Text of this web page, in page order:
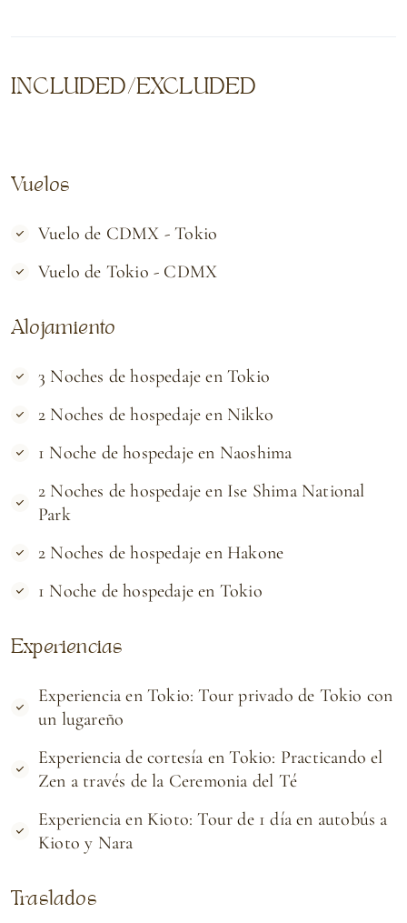
INCLUDED/EXCLUDED
Vuelos
Vuelo de CDMX - Tokio
Vuelo de Tokio - CDMX
Alojamiento
3 Noches de hospedaje en Tokio
2 Noches de hospedaje en Nikko
1 Noche de hospedaje en Naoshima
2 Noches de hospedaje en Ise Shima National
Park
2 Noches de hospedaje en Hakone
1 Noche de hospedaje en Tokio
Experiencias
Experiencia en Tokio: Tour privado de Tokio con
un lugareño
Experiencia de cortesía en Tokio: Practicando el
Zen a través de la Ceremonia del Té
Experiencia en Kioto: Tour de 1 día en autobús a
Kioto y Nara
Traslados